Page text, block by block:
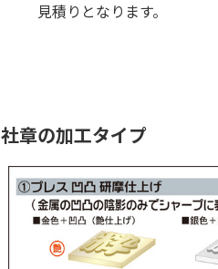
見積りとなります。
社章の加工タイプ